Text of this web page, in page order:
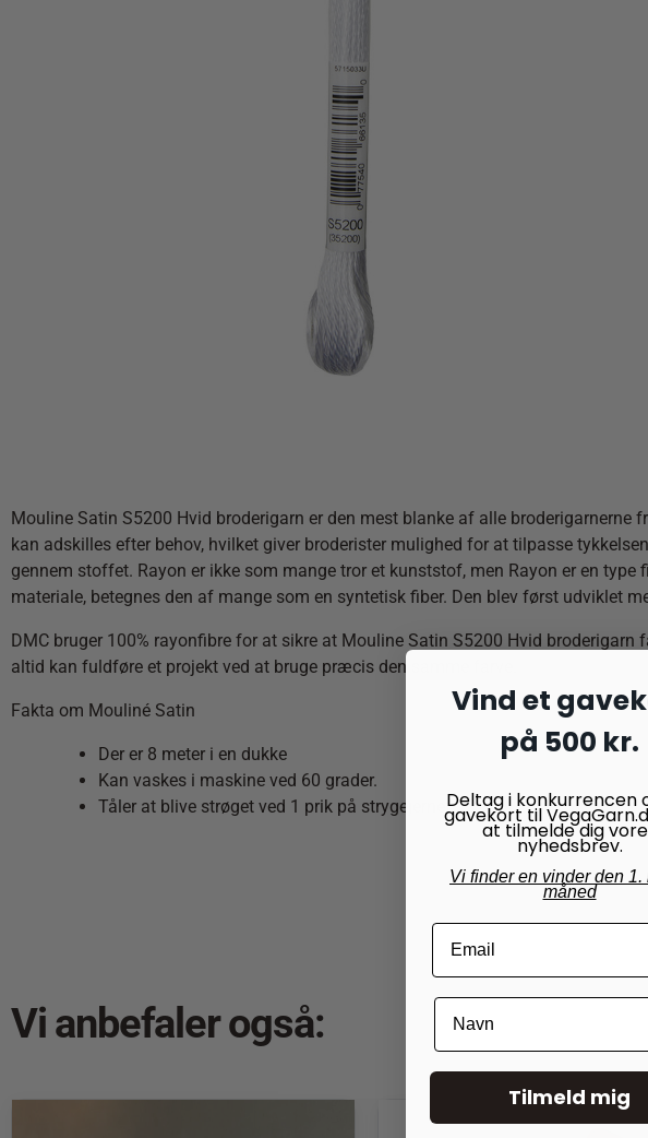
Mouline Satin S5200 Hvid broderigarn er den mest blanke af alle broderigarnerne
kan adskilles efter behov, hvilket giver broderister mulighed for at tilpasse
gennem stoffet. Rayon er ikke som mange tror et kunststof, men Rayon er en
materiale, betegnes den af mange som en syntetisk fiber. Den blev først udviklet
DMC bruger 100% rayonfibre for at sikre at Mouline Satin S5200 Hvid broderigarn
altid kan fuldføre et projekt ved at bruge præcis den samme farve.
Fakta om Mouliné Satin
Der er 8 meter i en dukke
Kan vaskes i maskine ved 60 grader.
Tåler at blive strøget ved 1 prik på strygejernet.
Vi anbefaler også:
Vind et
på 500 kr.
Deltag i konkurrencen
gavekort til
at tilmelde dig
nyhedsbrev.
Vi finder en vinder den 1.
måned
Tilmeld mig